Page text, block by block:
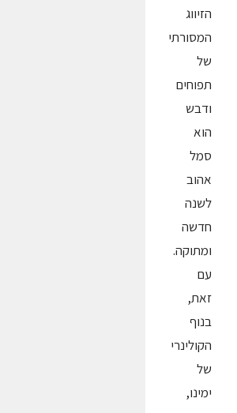
הזיווג
המסורתי
של
תפוחים
ודבש
הוא
סמל
אהוב
לשנה
חדשה
ומתוקה.
עם
זאת,
בנוף
הקולינרי
של
ימינו,